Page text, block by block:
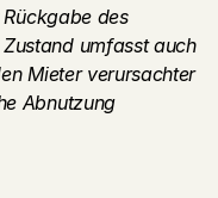
des
umfasst auch
Mieter verursachter
Abnutzung